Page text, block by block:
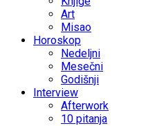
Art
Misao
Horoskop
Nedeljni
Mesečni
Godišnji
Interview
Afterwork
10 pitanja